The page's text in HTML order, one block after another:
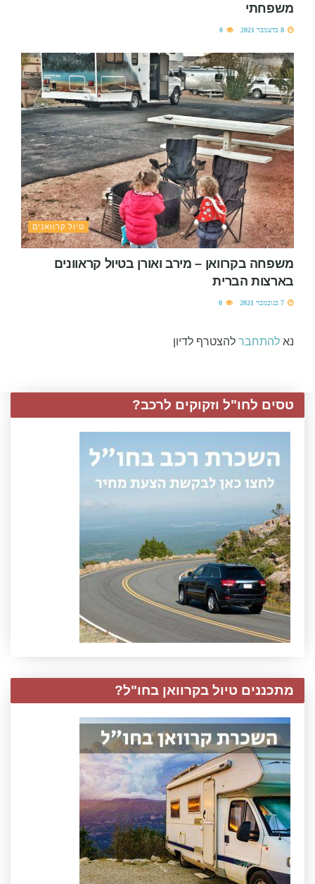
משפחתי
טיול קרוואנים
משפחה בקרוואן – מירב ואורן בטיול קראוונים
בארצות הברית
נא להתחבר להצטרף לדיון
טסים לחו"ל וזקוקים לרכב?
מתכננים טיול בקרוואן בחו"ל?